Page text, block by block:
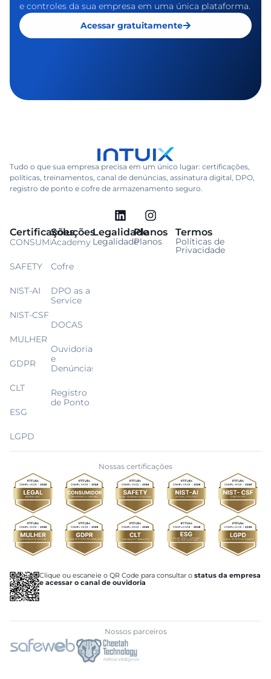
e controles da sua empresa em uma única plataforma.
Acessar gratuitamente
Tudo o que sua empresa precisa em um único lugar: certificações,
políticas, treinamentos, canal de denúncias, assinatura digital, DPO,
registro de ponto e cofre de armazenamento seguro.
Certificações
CONSUMIDOR
SAFETY
NIST-AI
NIST-CSF
MULHER
GDPR
CLT
ESG
LGPD
Soluções
Academy
Cofre
DPO as a
Service
DOCAS
Ouvidoria
e
Denúncias
Registro
de Ponto
Legalidade
Legalidade
Planos
Planos
Termos
Políticas de
Privacidade
Nossas certificações
Clique ou escaneie o QR Code para consultar o status da empresa
e acessar o canal de ouvidoria
Nossos parceiros